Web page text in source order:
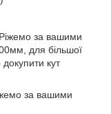
за вашими
для більшої
кут
за вашими